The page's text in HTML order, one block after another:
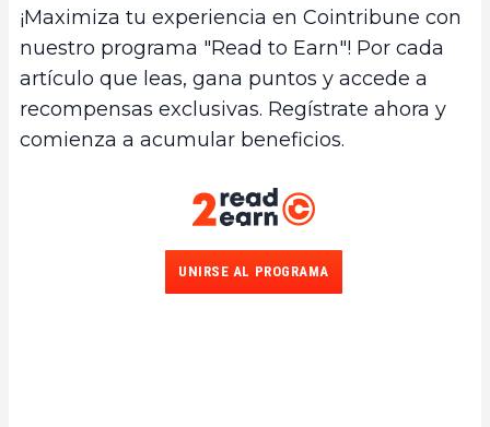
¡Maximiza tu experiencia en Cointribune con
nuestro programa "Read to Earn"! Por cada
artículo que leas, gana puntos y accede a
recompensas exclusivas. Regístrate ahora y
comienza a acumular beneficios.
UNIRSE AL PROGRAMA